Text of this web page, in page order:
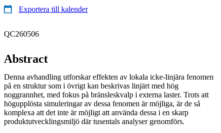
Exportera till kalender
QC260506
Abstract
Denna avhandling utforskar effekten av lokala icke-linjära fenomen
på en struktur som i övrigt kan beskrivas linjärt med hög
noggrannhet, med fokus på bränsleskvalp i externa laster. Trots att
högupplösta simuleringar av dessa fenomen är möjliga, är de så
komplexa att det inte är möjligt att använda dessa i en skarp
produktutvecklingsmiljö där tusentals analyser genomförs.